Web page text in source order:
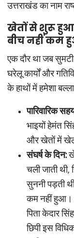
उत्तराखंड का नाम
खेतों से शुरू हुआ
बीच नहीं कम
एक दौर था जब
घरेलू कार्यों और
के हाथों में हमेशा
पारिवारिक
भाइयों हेमंत
और खेतों में
संघर्ष के दिन:
चली जाती थी,
सुननी पड़ती
कम नहीं हुआ।
पिता केदार
छिपी इस